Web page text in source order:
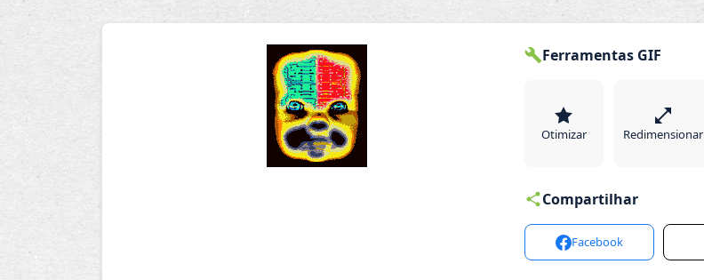
Ferramentas GIF
Otimizar Redimensionar
Compartilhar
Facebook